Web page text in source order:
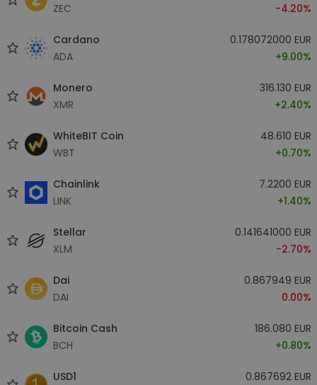
ZEC
-4.20%
Cardano
ADA
0.178072000 EUR
+9.00%
Monero
XMR
316.130 EUR
+2.40%
WhiteBIT Coin
WBT
48.610 EUR
+0.70%
Chainlink
LINK
7.2200 EUR
+1.40%
Stellar
XLM
0.141641000 EUR
-2.70%
Dai
DAI
0.867949 EUR
0.00%
Bitcoin Cash
BCH
186.080 EUR
+0.80%
USD1
0.867692 EUR